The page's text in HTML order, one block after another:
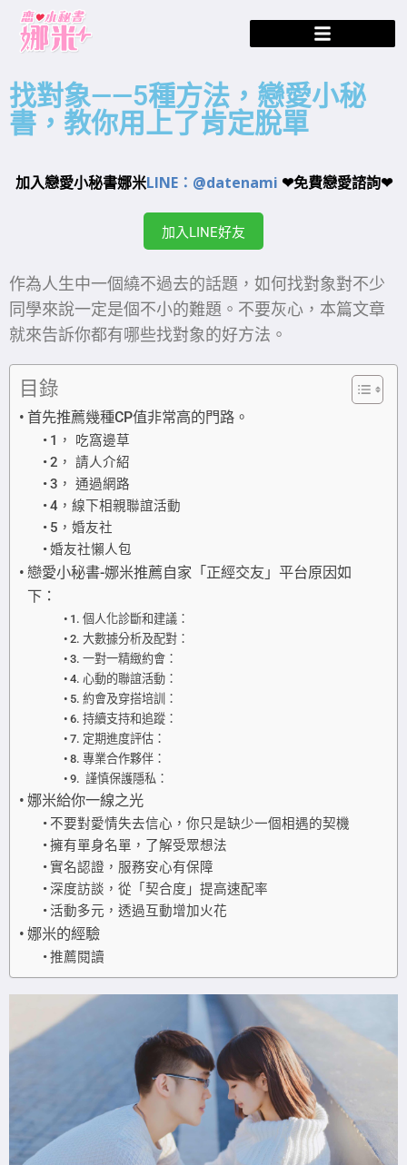
找對象——5種方法，戀愛小秘
書，教你用上了肯定脫單
加入戀愛小秘書娜米LINE：@datenami ❤免費戀愛諮詢❤
加入LINE好友
作為人生中一個繞不過去的話題，如何找對象對不少
同學來說一定是個不小的難題。不要灰心，本篇文章
就來告訴你都有哪些找對象的好方法。
目錄
首先推薦幾種CP值非常高的門路。
1， 吃窩邊草
2， 請人介紹
3， 通過網路
4，線下相親聯誼活動
5，婚友社
婚友社懶人包
戀愛小秘書-娜米推薦自家「正經交友」平台原因如
下：
1. 個人化診斷和建議：
2. 大數據分析及配對：
3. 一對一精緻約會：
4. 心動的聯誼活動：
5. 約會及穿搭培訓：
6. 持續支持和追蹤：
7. 定期進度評估：
8. 專業合作夥伴：
9. 謹慎保護隱私：
娜米給你一線之光
不要對愛情失去信心，你只是缺少一個相遇的契機
擁有單身名單，了解受眾想法
實名認證，服務安心有保障
深度訪談，從「契合度」提高速配率
活動多元，透過互動增加火花
娜米的經驗
推薦閱讀